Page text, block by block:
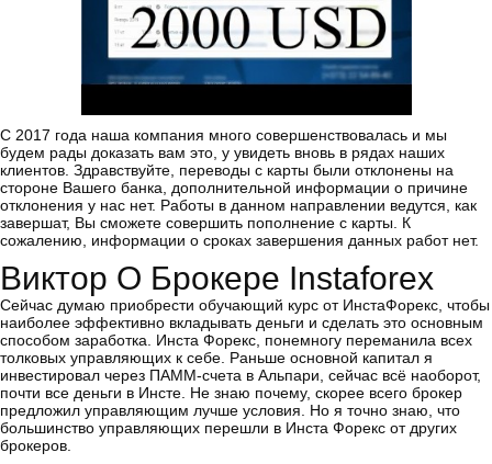
С 2017 года наша компания много совершенствовалась и мы
будем рады доказать вам это, у увидеть вновь в рядах наших
клиентов. Здравствуйте, переводы с карты были отклонены на
стороне Вашего банка, дополнительной информации о причине
отклонения у нас нет. Работы в данном направлении ведутся, как
завершат, Вы сможете совершить пополнение с карты. К
сожалению, информации о сроках завершения данных работ нет.
Виктор О Брокере Instaforex
Сейчас думаю приобрести обучающий курс от ИнстаФорекс, чтобы
наиболее эффективно вкладывать деньги и сделать это основным
способом заработка. Инста Форекс, понемногу переманила всех
толковых управляющих к себе. Раньше основной капитал я
инвестировал через ПАММ-счета в Альпари, сейчас всё наоборот,
почти все деньги в Инсте. Не знаю почему, скорее всего брокер
предложил управляющим лучше условия. Но я точно знаю, что
большинство управляющих перешли в Инста Форекс от других
брокеров.